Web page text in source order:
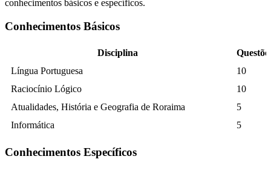
conhecimentos básicos e específicos.
Conhecimentos Básicos
Disciplina
Língua Portuguesa
10
Raciocínio Lógico
10
Atualidades, História e Geografia de Roraima
5
Informática
5
Conhecimentos Específicos